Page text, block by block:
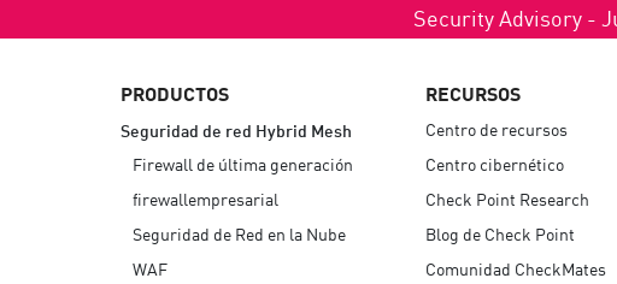
Security Advisory -
PRODUCTOS
Seguridad de red Hybrid Mesh
Firewall de última generación
firewallempresarial
Seguridad de Red en la Nube
WAF
RECURSOS
Centro de recursos
Centro cibernético
Check Point Research
Blog de Check Point
Comunidad CheckMates